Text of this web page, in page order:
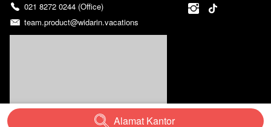
` Alamat Kantor
021 8272 0244 (Office)
team.product@widarin.vacations
@2026 Widarin Vacation Inc.